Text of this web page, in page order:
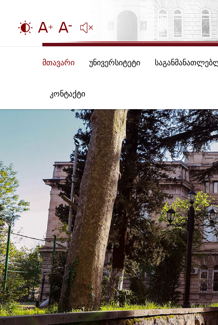
მთავარი უნივერსიტეტი
კონტაქტი